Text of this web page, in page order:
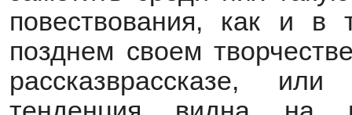
повествования, как и в
позднем своем
рассказврассказе,